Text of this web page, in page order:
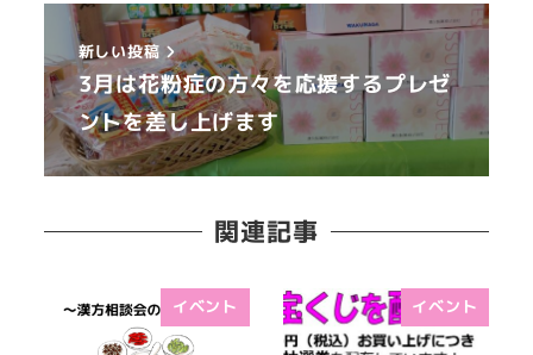
新しい投稿
3月は花粉症の方々を応援するプレゼ
ントを差し上げます
関連記事
イベント イベント